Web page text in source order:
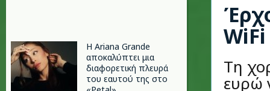
Η Ariana Grande
αποκαλύπτει μια
διαφορετική πλευρά
του εαυτού της στο
Τη
ευρώ